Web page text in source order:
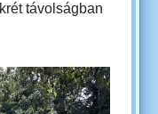
távolságban